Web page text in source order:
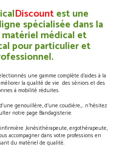
Discountest une
spécialisée dans la
médical et
pour particulier et
une gamme complète d’aides à la
la qualité de vie des séniors et des
à mobilité réduites.
genouillère, d’une coudière,… n’hésitez
notre page Bandagisterie.
,kinésithérapeute, ergothérapeute,
accompagner dans votre professions en
du matériel de qualité.